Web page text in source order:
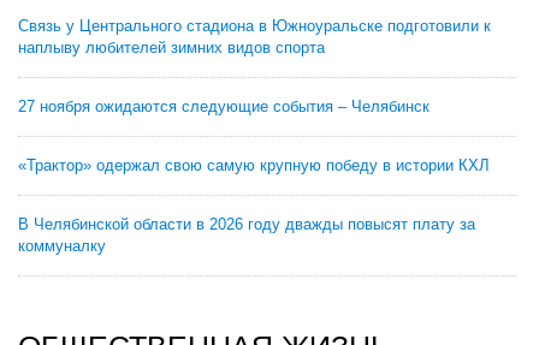
Связь у Центрального стадиона в Южноуральске подготовили к
наплыву любителей зимних видов спорта
27 ноября ожидаются следующие события – Челябинск
«Трактор» одержал свою самую крупную победу в истории КХЛ
В Челябинской области в 2026 году дважды повысят плату за
коммуналку